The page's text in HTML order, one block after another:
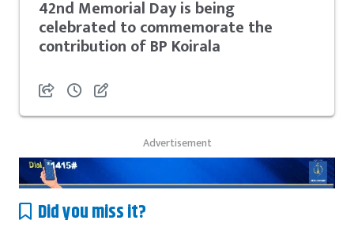
42nd Memorial Day is being
celebrated to commemorate the
contribution of BP Koirala
Advertisement
Did you miss it?